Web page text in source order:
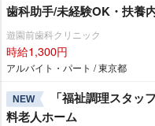
歯科助手/未経験OK・扶養
遊園前歯科クリニック
時給1,300円
アルバイト・パート / 東京都
NEW
「福祉調理スタッ
料老人ホーム